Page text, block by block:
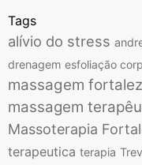
Tags
alívio do stress
drenagem esfoliação
massagem
massagem
Massoterapia
terapeutica terapia